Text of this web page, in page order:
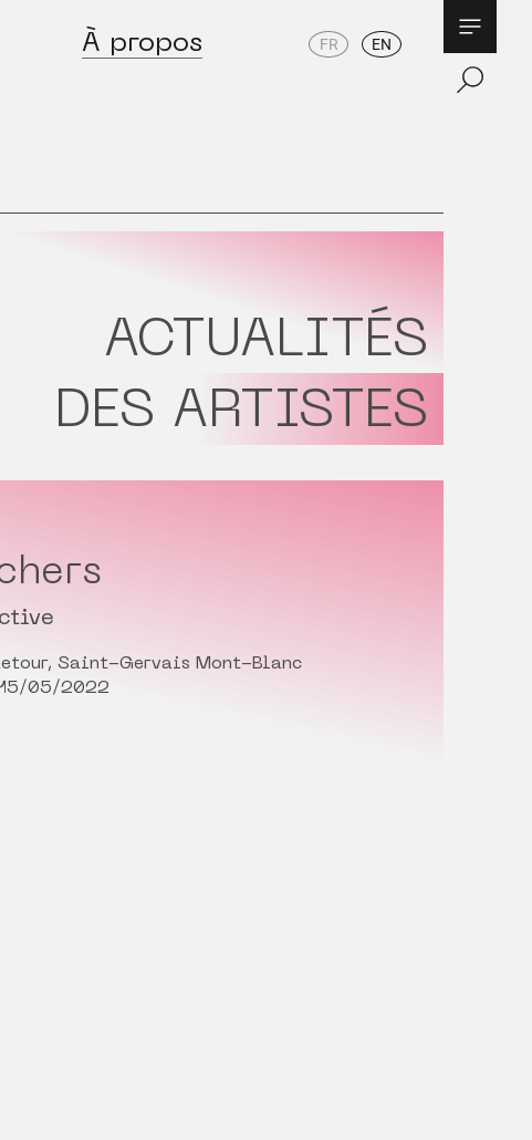
À propos FR EN
ACTUALITÉS
DES ARTISTES
Saint-Gervais Mont-Blanc
05/2022